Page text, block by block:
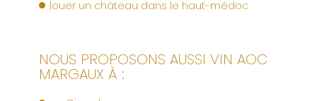
louer un château dans le haut-médoc
NOUS PROPOSONS AUSSI VIN AOC
MARGAUX À :